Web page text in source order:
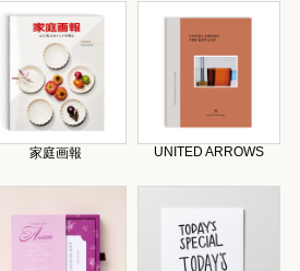
家庭画報 UNITED ARROWS